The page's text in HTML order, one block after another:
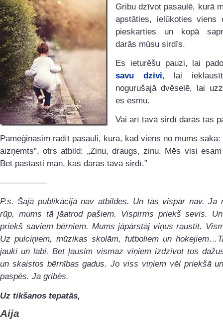
Gribu dzīvot pasaulē, kurā
apstāties, ielūkoties viens
pieskarties un kopā
darās mūsu sirdīs.
Es ieturēšu pauzi, lai
savu dzīvi, lai
nogurušajā dvēselē, lai
es esmu.
Vai arī tavā sirdī darās tas
Pamēģināsim radīt pasauli, kurā, kad viens no mums saka:
aizņemts”, otrs atbild: „Zinu, draugs, zinu. Mēs visi
Bet pastāsti man, kas darās tavā sirdī.”
—————–
P.s. Šajā publikācijā nav atbildes. Un tās vispār nav. Ja
rūp, mums tā jāatrod pašiem. Vispirms priekš sevis.
priekš saviem bērniem. Mums jāpārstāj viņus raustīt.
Uz pulciņiem, mūzikas skolām, futboliem un
jauki un labi. Bet ļausim vismaz viņiem izdzīvot tos
un skaistos bērnības gadus. Jo viss viņiem vēl priekšā
paspēs. Ja gribēs.
Uz tikšanos tepatās,
Aija